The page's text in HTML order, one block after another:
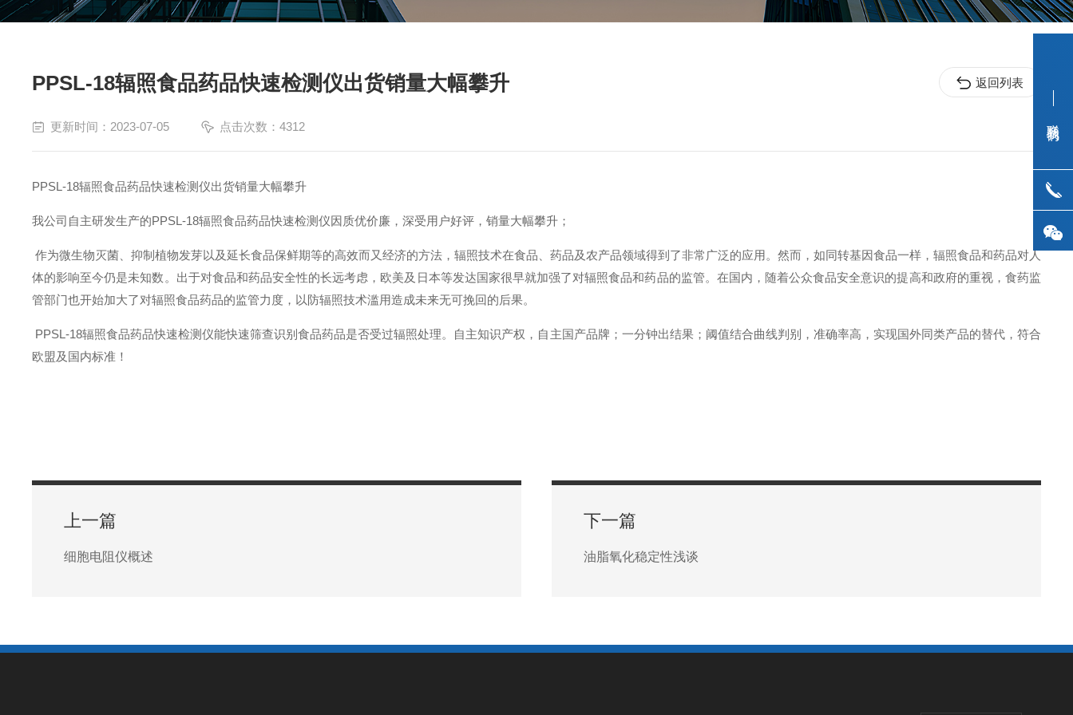
PPSL-18辐照食品药品快速检测仪出货销量大幅攀升
更新时间：2023-07-05 点击次数：4312
PPSL-18辐照食品药品快速检测仪出货销量大幅攀升
我公司自主研发生产的PPSL-18辐照食品药品快速检测仪因质优价廉，深受用户好评，销量大幅攀升；
作为微生物灭菌、抑制植物发芽以及延长食品保鲜期等的高效而又经济的方法，辐照技术在食品、药品及农产品领域得到了非常广泛的应用。然而，如同转基因食品一样，辐照食品和药品对人
体的影响至今仍是未知数。出于对食品和药品安全性的长远考虑，欧美及日本等发达国家很早就加强了对辐照食品和药品的监管。在国内，随着公众食品安全意识的提高和政府的重视，食药监
管部门也开始加大了对辐照食品药品的监管力度，以防辐照技术滥用造成未来无可挽回的后果。
PPSL-18辐照食品药品快速检测仪能快速筛查识别食品药品是否受过辐照处理。自主知识产权，自主国产品牌；一分钟出结果；阈值结合曲线判别，准确率高 ，实现国外同类产品的替代，符合
欧盟及国内标准！
上一篇
细胞电阻仪概述
下一篇
油脂氧化稳定性浅谈
返回列表